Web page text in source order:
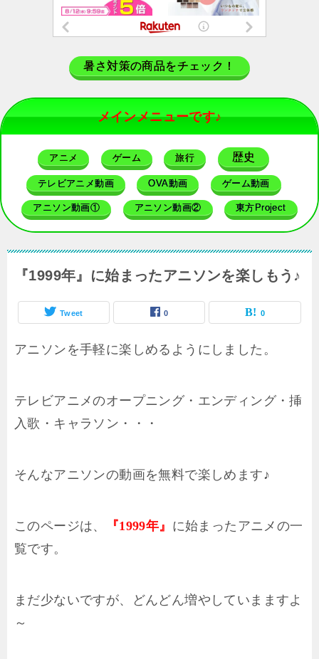
暑さ対策の商品をチェック！
メインメニューです♪
アニメ ゲーム 旅行 歴史
テレビアニメ動画 OVA動画 ゲーム動画
アニソン動画① アニソン動画② 東方Project
『1999年』に始まったアニソンを楽しもう♪
Tweet 0 0
アニソンを手軽に楽しめるようにしました。
テレビアニメのオープニング・エンディング・挿
入歌・キャラソン・・・
そんなアニソンの動画を無料で楽しめます♪
このページは、 『1999年』 に始まったアニメの一
覧です。
まだ少ないですが、どんどん増やしていまますよ
～